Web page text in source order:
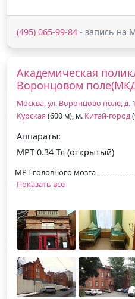
(495) 065-99-84 - запись на
Академическая
Воронцовом
Москва, ул. Воронцово поле, д.
Курская (600 м), м. Китай-город
Аппараты:
МРТ 0.34 Тл (открытый)
МРТ головного мозга
Показать все